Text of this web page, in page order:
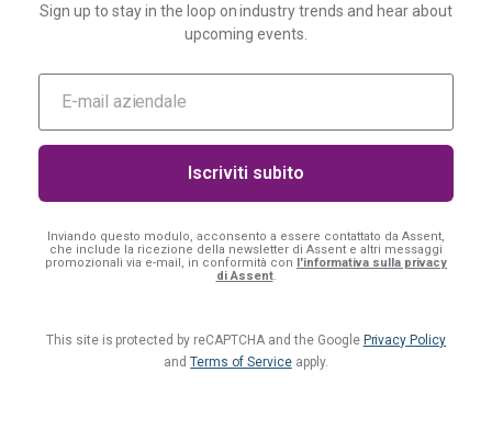
Sign up to stay in the loop on industry trends and hear about
upcoming events.
Inviando questo modulo, acconsento a essere contattato da Assent,
che include la ricezione della newsletter di Assent e altri messaggi
promozionali via e-mail, in conformità con l'informativa sulla privacy
di Assent.
This site is protected by reCAPTCHA and the Google Privacy Policy
andTerms of Serviceapply.